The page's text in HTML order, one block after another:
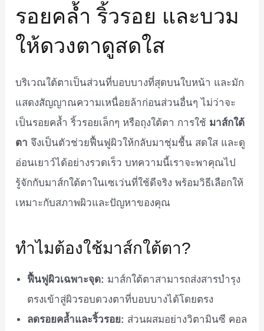
รอยคล้ำ ริ้วรอย และบวม
ให้ดวงตาดูสดใส
บริเวณใต้ตาเป็นส่วนที่บอบบางที่สุดบนใบหน้า และมัก
แสดงสัญญาณความเหนื่อยล้าก่อนส่วนอื่นๆ ไม่ว่าจะ
เป็นรอยคล้ำ ริ้วรอยเล็กๆ หรือถุงใต้ตา การใช้ มาส์กใต้
ตา จึงเป็นตัวช่วยฟื้นฟูผิวให้กลับมาชุ่มชื้น สดใส และดู
อ่อนเยาว์ได้อย่างรวดเร็ว บทความนี้เราจะพาคุณไป
รู้จักกับมาส์กใต้ตาในเซเว่นที่ใช้ดีจริง พร้อมวิธีเลือกให้
เหมาะกับสภาพผิวและปัญหาของคุณ
ทำไมต้องใช้มาส์กใต้ตา?
ฟื้นฟูผิวเฉพาะจุด: มาส์กใต้ตาสามารถส่งสารบำรุง
ตรงเข้าสู่ผิวรอบดวงตาที่บอบบางได้โดยตรง
ลดรอยคล้ำและริ้วรอย: ส่วนผสมอย่างวิตามินซี คอล